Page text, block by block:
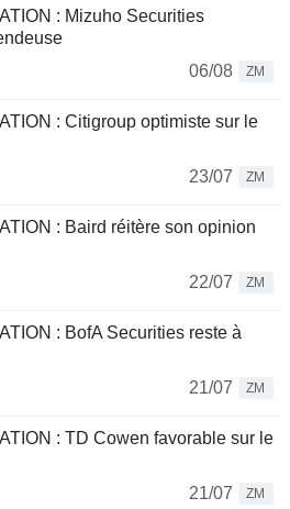
: Mizuho Securities
06/08
ZM
: Citigroup optimiste sur le
23/07
ZM
: Baird réitère son opinion
22/07
ZM
: BofA Securities reste à
21/07
ZM
: TD Cowen favorable sur le
21/07
ZM